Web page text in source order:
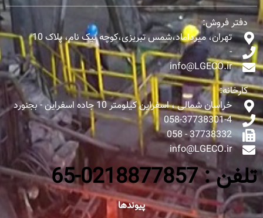
دفتر فروش:
تهران، میرداماد،شمس تبریزی،کوچه نیک نام، پلاک 10
-
info@LGECO.ir
کارخانه:
خراسان شمالی ، اسفراین کیلومتر 10 جاده اسفراین - بجنورد
058-37738301-4
37738332 - 058
info@LGECO.ir
تلفن : 0218877857-65
پیوندها